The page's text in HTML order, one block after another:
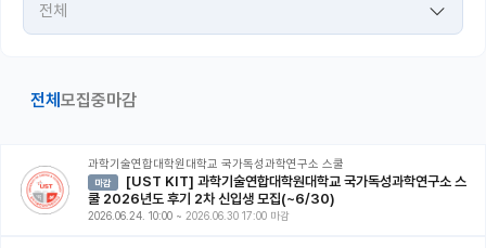
유학교육
반도체 아카데미
전체
전체 모집중마감
과학기술연합대학원대학교 국가독성과학연구소 스쿨
마감
쿨 2026년도 후기 2차 신입생 모집(~6/30)
2026.06.24. 10:00 ~ 2026.06.30 17:00 마감